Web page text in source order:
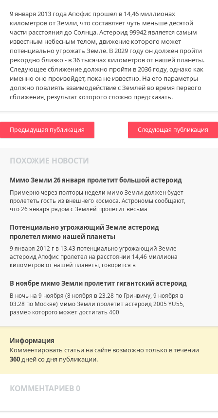
9 января 2013 года Апофис прошел в 14,46 миллионах
километров от Земли, что составляет чуть меньше десятой
части расстояния до Солнца. Астероид 99942 является самым
известным небесным телом, движение которого может
потенциально угрожать Земле. В 2029 году он должен пройти
рекордно близко - в 36 тысячах километров от нашей планеты.
Следующее сближение должно пройти в 2036 году, однако как
именно оно произойдет, пока не известно. На его параметры
должно повлиять взаимодействие с Землей во время первого
сближения, результат которого сложно предсказать.
Предыдущая публикация Следующая публикация
ПОХОЖИЕ НОВОСТИ
Мимо Земли 26 января пролетит большой астероид
Примерно через полторы недели мимо Земли должен будет
пролететь гость из внешнего космоса. Астрономы сообщают,
что 26 января рядом с Землей пролетит весьма
Потенциально угрожающий Земле астероид
пролетел мимо нашей планеты
9 января 2012 г в 13.43 потенциально угрожающий Земле
астероид Апофис пролетел на расстоянии 14,46 миллиона
километров от нашей планеты, говорится в
В ноябре мимо Земли пролетит гигантский астероид
В ночь на 9 ноября (8 ноября в 23.28 по Гринвичу, 9 ноября в
03.28 по Москве) мимо Земли пролетит астероид 2005 YU55,
размер которого может достигать 400
Информация
Комментировать статьи на сайте возможно только в течении
360дней со дня публикации.
КОММЕНТАРИЕВ 0